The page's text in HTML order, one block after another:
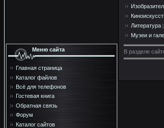
Меню сайта
Главная страница
Каталог файлов
Всё для телефонов
Гостевая книга
Обратная связь
Форум
Каталог сайтов
Литература
Музеи и
В разделе